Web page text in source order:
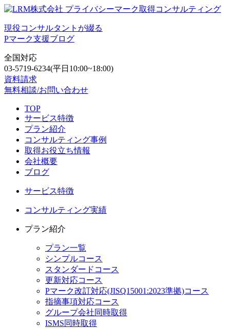
現役コンサルタントが綴る
Pマーク支援ブログ
全国対応
03-5719-6234(平日10:00~18:00)
資料請求
無料相談/お問い合わせ
TOP
サービス特徴
プラン紹介
コンサルティング事例
取得お役立ち情報
会社概要
ブログ
サービス特徴
コンサルティング実績
プラン紹介
プラン一覧
シンプルコース
スタンダードコース
更新対応コース
Pマーク改訂対応(JISQ15001:2023準拠)コース
指摘事項対応コース
グループ会社同時取得
ISMS同時取得